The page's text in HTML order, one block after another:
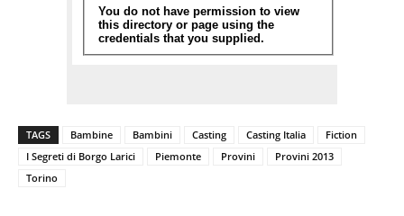
TAGS Bambine Bambini Casting Casting Italia
Fiction
I Segreti di Borgo Larici
Piemonte Provini
Provini 2013
Torino